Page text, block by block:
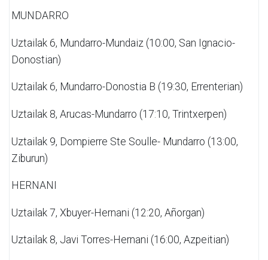
MUNDARRO
Uztailak 6, Mundarro-Mundaiz (10:00, San Ignacio-
Donostian)
Uztailak 6, Mundarro-Donostia B (19:30, Errenterian)
Uztailak 8, Arucas-Mundarro (17:10, Trintxerpen)
Uztailak 9, Dompierre Ste Soulle- Mundarro (13:00,
Ziburun)
HERNANI
Uztailak 7, Xbuyer-Hernani (12:20, Añorgan)
Uztailak 8, Javi Torres-Hernani (16:00, Azpeitian)